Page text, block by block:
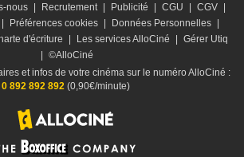
nous | Recrutement | Publicité | CGU | CGV |
| Préférences cookies | Données Personnelles |
d'écriture | Les services AlloCiné | Gérer Utiq
| ©AlloCiné
et infos de votre cinéma sur le numéro AlloCiné :
0 892 892 892 (0,90€/minute)